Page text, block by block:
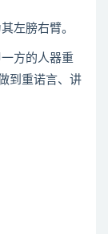
左膀右臂。
方的人器重
到重诺言、讲